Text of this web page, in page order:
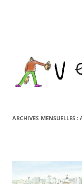
ARCHIVES MENSUELLES :